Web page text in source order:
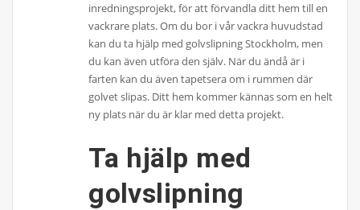
inredningsprojekt, för att förvandla ditt hem till en
vackrare plats. Om du bor i vår vackra huvudstad
kan du ta hjälp med golvslipning Stockholm, men
du kan även utföra den själv. När du ändå är i
farten kan du även tapetsera om i rummen där
golvet slipas. Ditt hem kommer kännas som en helt
ny plats när du är klar med detta projekt.
Ta hjälp med
golvslipning